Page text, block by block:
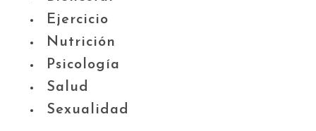
Ejercicio
Nutrición
Psicología
Salud
Sexualidad